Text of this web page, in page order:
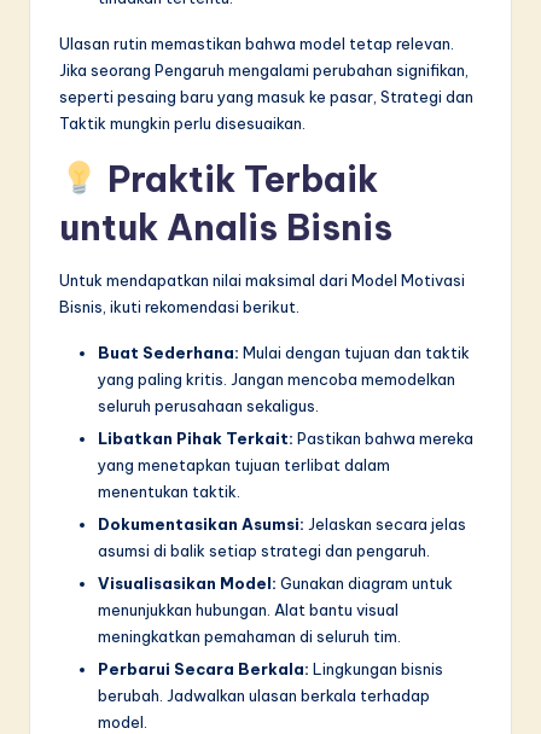
Ulasan rutin memastikan bahwa model tetap relevan.
Jika seorang Pengaruh mengalami perubahan signifikan,
seperti pesaing baru yang masuk ke pasar, Strategi dan
Taktik mungkin perlu disesuaikan.
Praktik Terbaik
untuk Analis Bisnis
Untuk mendapatkan nilai maksimal dari Model Motivasi
Bisnis, ikuti rekomendasi berikut.
Buat Sederhana: Mulai dengan tujuan dan taktik
yang paling kritis. Jangan mencoba memodelkan
seluruh perusahaan sekaligus.
Libatkan Pihak Terkait: Pastikan bahwa mereka
yang menetapkan tujuan terlibat dalam
menentukan taktik.
Dokumentasikan Asumsi: Jelaskan secara jelas
asumsi di balik setiap strategi dan pengaruh.
Visualisasikan Model: Gunakan diagram untuk
menunjukkan hubungan. Alat bantu visual
meningkatkan pemahaman di seluruh tim.
Perbarui Secara Berkala: Lingkungan bisnis
berubah. Jadwalkan ulasan berkala terhadap
model.